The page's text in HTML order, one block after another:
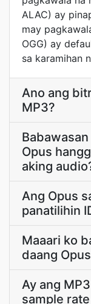
ALAC) ay
may
OGG) ay
sa karamihan
Ano ang
MP3?
Opus
aking
Ang Opus
panatilihin
Maaari ko
daang
Ay ang
sample